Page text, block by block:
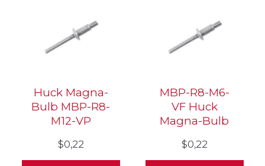
Huck Magna-
Bulb MBP-R8-
M12-VP
$0,22
MBP-R8-M6-
VF Huck
Magna-Bulb
$0,22